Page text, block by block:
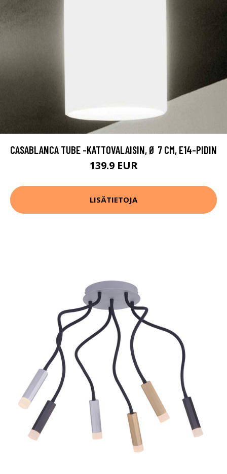
CASABLANCA TUBE -KATTOVALAISIN, Ø 7 CM, E14-PIDIN
139.9 EUR
LISÄTIETOJA